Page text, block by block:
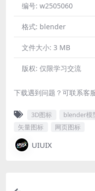
编号: w2505060
格式: blender
文件大小: 3 MB
版权: 仅限学习交流
下载遇到问题？可联系客
3D图标 blender模
矢量图标
网页图标
UIUIX